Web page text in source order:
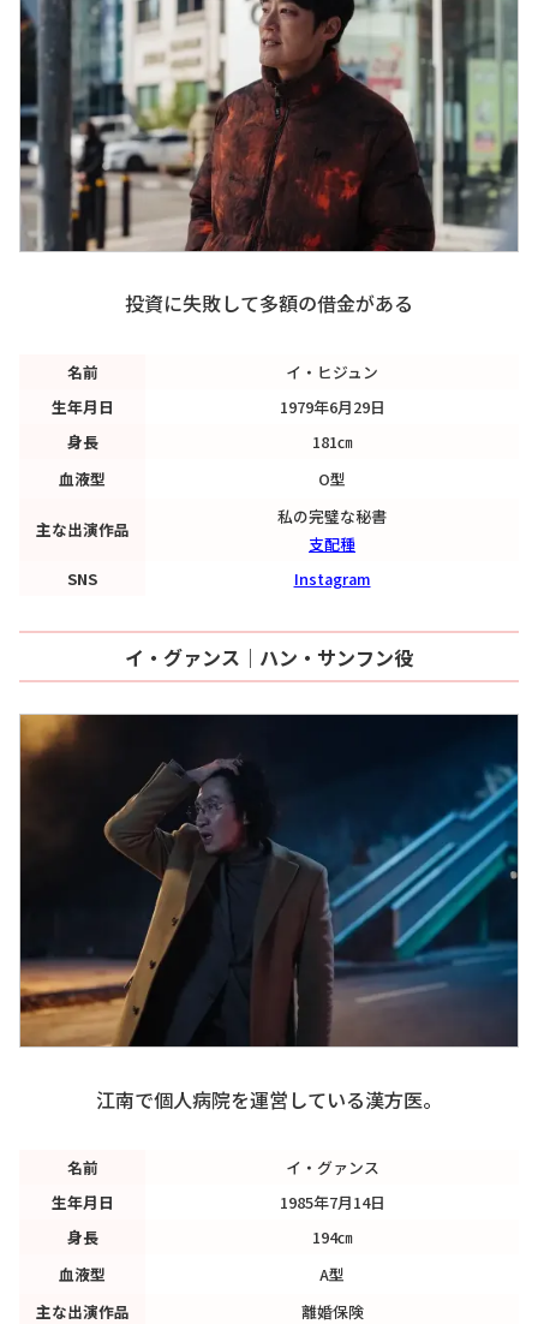
投資に失敗して多額の借金がある
名前
イ・ヒジュン
生年月日
1979年6月29日
身長
181㎝
血液型
O型
主な出演作品
私の完璧な秘書
支配種
SNS
Instagram
イ・グァンス｜ハン・サンフン役
江南で個人病院を運営している漢方医。
名前
イ・グァンス
生年月日
1985年7月14日
身長
194㎝
血液型
A型
主な出演作品
離婚保険